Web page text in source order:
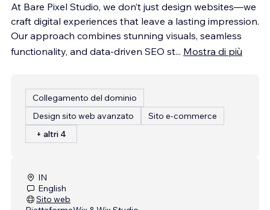
At Bare Pixel Studio, we don’t just design websites—we
craft digital experiences that leave a lasting impression.
Our approach combines stunning visuals, seamless
functionality, and data-driven SEO st... Mostra di più
Collegamento del dominio
Design sito web avanzato
Sito e-commerce
+ altri 4
IN
English
Sito web